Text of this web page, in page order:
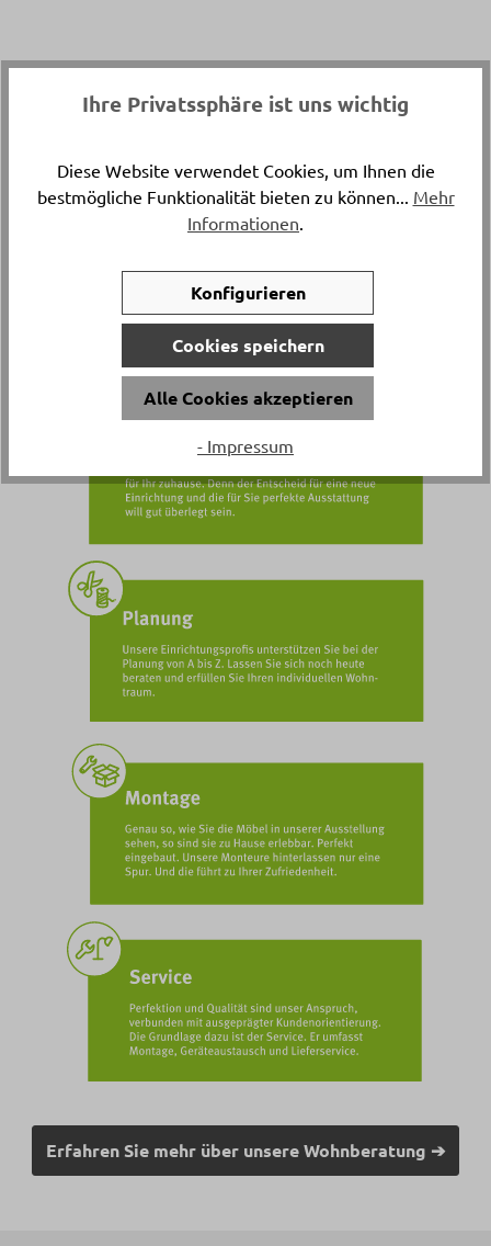
Sie sind sich bei Ihrer Einrichtung unsicher oder
benötigen etwas Inspiration? Laden Sie uns ein
Wir beraten Sie kostenlos und unverbindlich - bei
Ihnen zu Hause oder bei Delta Möbel in Haag.
Erfahren Sie mehr über unsere Wohnberatung ➔
Ihre Privatssphäre ist uns wichtig
Diese Website verwendet Cookies, um Ihnen die
bestmögliche Funktionalität bieten zu können... Mehr
Informationen
Konfigurieren
Cookies speichern
Alle Cookies akzeptieren
- Impressum